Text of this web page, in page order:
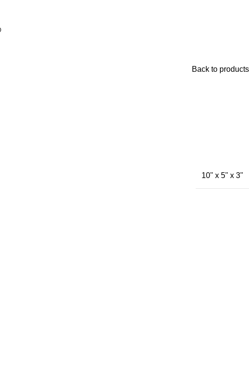
Back to products
10" x 5" x 3"